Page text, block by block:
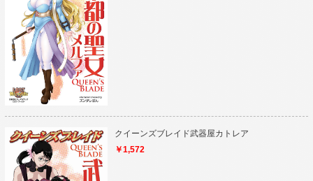
クイーンズブレイド武器屋カトレア
￥1,572